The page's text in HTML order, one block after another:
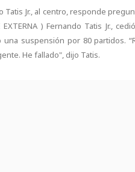
Tatis Jr., al centro, responde
EXTERNA ) Fernando Tatis Jr.,
una suspensión por 80 partidos.
He fallado", dijo Tatis.